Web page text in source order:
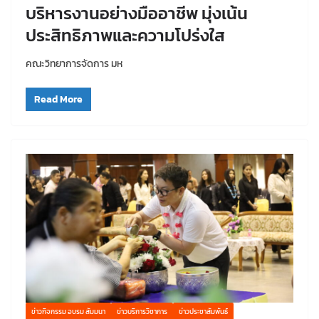
บริหารงานอย่างมืออาชีพ มุ่งเน้น
ประสิทธิภาพและความโปร่งใส
คณะวิทยาการจัดการ มห
Read More
ข่าวกิจกรรม อบรม สัมมนา ข่าวบริการวิชาการ ข่าวประชาสัมพันธ์